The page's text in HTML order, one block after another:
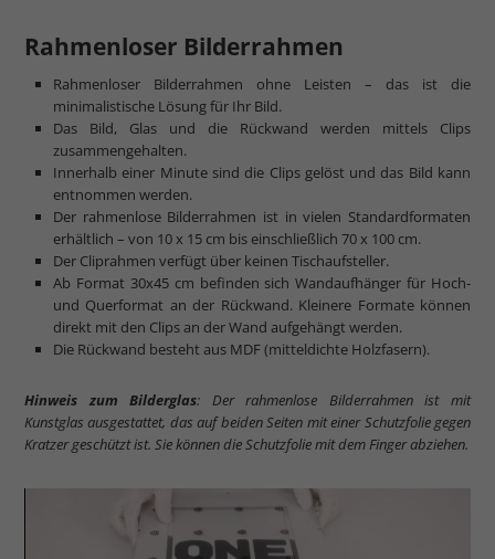
mehr zu Kunstglas und Acrylglas
Rahmenloser Bilderrahmen
Rahmenloser Bilderrahmen ohne Leisten – das ist die
minimalistische Lösung für Ihr Bild.
Das Bild, Glas und die Rückwand werden mittels Clips
zusammengehalten.
Innerhalb einer Minute sind die Clips gelöst und das Bild kann
entnommen werden.
Der rahmenlose Bilderrahmen ist in vielen Standardformaten
erhältlich – von 10 x 15 cm bis einschließlich 70 x 100 cm.
Der Cliprahmen verfügt über keinen Tischaufsteller.
Ab Format 30x45 cm befinden sich Wandaufhänger für Hoch-
und Querformat an der Rückwand. Kleinere Formate können
direkt mit den Clips an der Wand aufgehängt werden.
Die Rückwand besteht aus MDF (mitteldichte Holzfasern).
Hinweis zum Bilderglas: Der rahmenlose Bilderrahmen ist mit
Kunstglas ausgestattet, das auf beiden Seiten mit einer Schutzfolie gegen
Kratzer geschützt ist. Sie können die Schutzfolie mit dem Finger abziehen.